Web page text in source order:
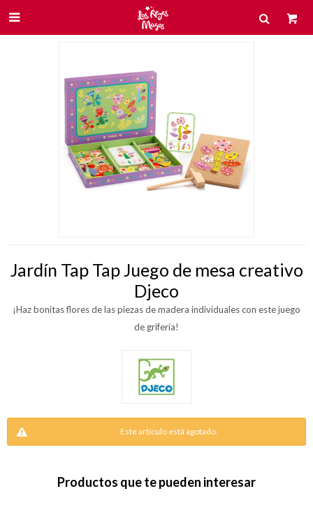

Jardín Tap Tap Juego de mesa creativo
Djeco
¡Haz bonitas flores de las piezas de madera individuales con este juego
de grifería!
Este artículo está agotado.
Productos que te pueden interesar